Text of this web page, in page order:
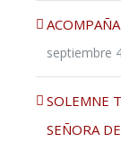
septiembre
SOLEMNE
SEÑORA